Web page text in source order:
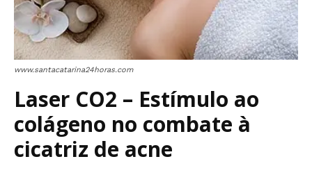
www.santacatarina24horas.com
Laser CO2 – Estímulo ao
colágeno no combate à
cicatriz de acne